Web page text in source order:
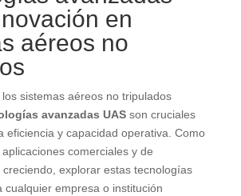
en
aéreos no
sistemas aéreos no tripulados
avanzadas UASson cruciales
eficiencia y capacidad operativa. Como
comerciales y de
explorar estas tecnologías
cualquier empresa o institución